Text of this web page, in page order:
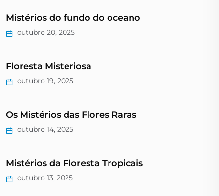
Mistérios do fundo do oceano
outubro 20, 2025
Floresta Misteriosa
outubro 19, 2025
Os Mistérios das Flores Raras
outubro 14, 2025
Mistérios da Floresta Tropicais
outubro 13, 2025